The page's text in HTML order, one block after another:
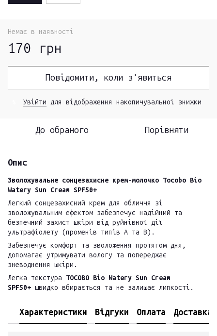
Немає в наявності
170 грн
Повідомити, коли з'явиться
Увійти для відображення накопичувальної знижки
До обраного Порівняти
Опис
Зволожувальне сонцезахисне крем-молочко Tocobo Bio
Watery Sun Cream SPF50+
Легкий сонцезахисний крем для обличчя зі
зволожувальним ефектом забезпечує надійний та
безпечний захист шкіри від руйнівної дії
ультрафіолету (променів типів А та В).
Забезпечує комфорт та зволоження протягом дня,
допомагає утримувати вологу та попереджає
зневоднення шкіри.
Легка текстура TOCOBO Bio Watery Sun Cream
SPF50+ швидко вбирається та не залишає липкості.
Характеристики Відгуки Оплата Доставка